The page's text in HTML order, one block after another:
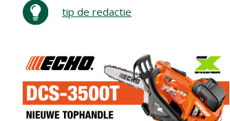
tip de redactie